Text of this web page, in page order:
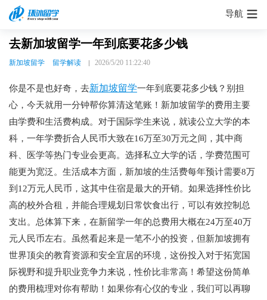
导航
去新加坡留学一年到底要花多少钱
新加坡留学 留学解读 2026/5/20 11:22:40
你是不是也好奇，去新加坡留学一年到底要花多少钱？别担
心，今天就用一分钟帮你算清这笔账！新加坡留学的费用主要
由学费和生活费构成。对于国际学生来说，就读公立大学的本
科，一年学费折合人民币大致在16万至30万元​之间，其中商
科、医学等热门专业会更高。选择私立大学的话，学费范围可
能更为宽泛。生活成本方面，新加坡的生活费每年预计需要8万
到12万元​人民币，这其中住宿是最大的开销。如果选择性价比
高的校外合租，并能合理规划日常饮食出行，可以有效控制总
支出。总体算下来，在新留学一年的总费用大概在24万至40万
元​人民币左右。虽然看起来是一笔不小的投资，但新加坡拥有
世界顶尖的教育资源和安全宜居的环境，这份投入对于拓宽国
际视野和提升职业竞争力来说，性价比非常高！希望这份简单
的费用梳理对你有帮助！如果你有心仪的专业，我们可以再聊